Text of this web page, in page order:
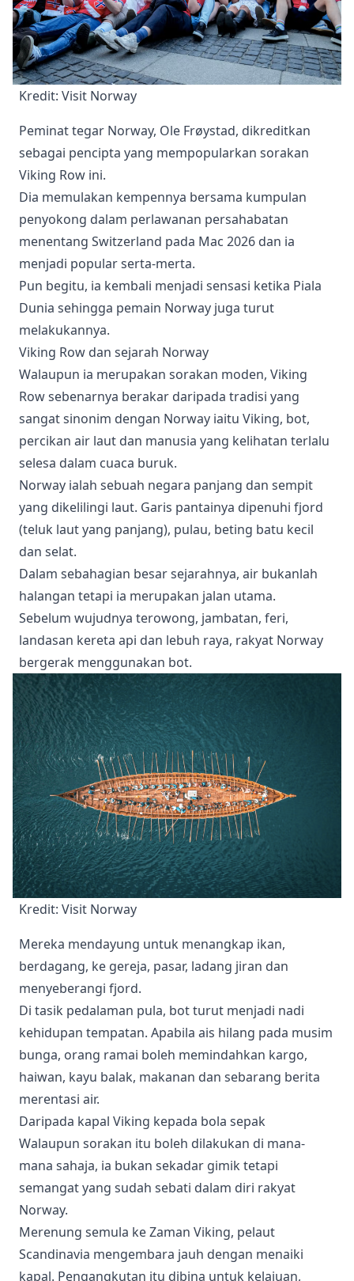
Kredit: Visit Norway
Peminat tegar Norway, Ole Frøystad, dikreditkan
sebagai pencipta yang mempopularkan sorakan
Viking Row ini.
Dia memulakan kempennya bersama kumpulan
penyokong dalam perlawanan persahabatan
menentang Switzerland pada Mac 2026 dan ia
menjadi popular serta-merta.
Pun begitu, ia kembali menjadi sensasi ketika Piala
Dunia sehingga pemain Norway juga turut
melakukannya.
Viking Row dan sejarah Norway
Walaupun ia merupakan sorakan moden, Viking
Row sebenarnya berakar daripada tradisi yang
sangat sinonim dengan Norway iaitu Viking, bot,
percikan air laut dan manusia yang kelihatan terlalu
selesa dalam cuaca buruk.
Norway ialah sebuah negara panjang dan sempit
yang dikelilingi laut. Garis pantainya dipenuhi fjord
(teluk laut yang panjang), pulau, beting batu kecil
dan selat.
Dalam sebahagian besar sejarahnya, air bukanlah
halangan tetapi ia merupakan jalan utama.
Sebelum wujudnya terowong, jambatan, feri,
landasan kereta api dan lebuh raya, rakyat Norway
bergerak menggunakan bot.
Kredit: Visit Norway
Mereka mendayung untuk menangkap ikan,
berdagang, ke gereja, pasar, ladang jiran dan
menyeberangi fjord.
Di tasik pedalaman pula, bot turut menjadi nadi
kehidupan tempatan. Apabila ais hilang pada musim
bunga, orang ramai boleh memindahkan kargo,
haiwan, kayu balak, makanan dan sebarang berita
merentasi air.
Daripada kapal Viking kepada bola sepak
Walaupun sorakan itu boleh dilakukan di mana-
mana sahaja, ia bukan sekadar gimik tetapi
semangat yang sudah sebati dalam diri rakyat
Norway.
Merenung semula ke Zaman Viking, pelaut
Scandinavia mengembara jauh dengan menaiki
kapal. Pengangkutan itu dibina untuk kelajuan,